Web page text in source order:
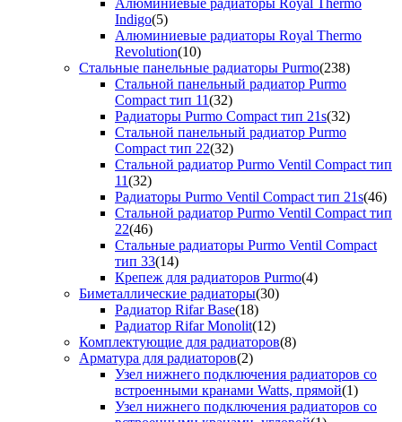
Алюминиевые радиаторы Royal Thermo
Indigo(5)
Алюминиевые радиаторы Royal Thermo
Revolution(10)
Стальные панельные радиаторы Purmo(238)
Стальной панельный радиатор Purmo
Compact тип 11(32)
Радиаторы Purmo Compact тип 21s(32)
Стальной панельный радиатор Purmo
Compact тип 22(32)
Стальной радиатор Purmo Ventil Compact тип
11(32)
Радиаторы Purmo Ventil Compact тип 21s(46)
Стальной радиатор Purmo Ventil Compact тип
22(46)
Стальные радиаторы Purmo Ventil Compact
тип 33(14)
Крепеж для радиаторов Purmo(4)
Биметаллические радиаторы(30)
Радиатор Rifar Base(18)
Радиатор Rifar Monolit(12)
Комплектующие для радиаторов(8)
Арматура для радиаторов(2)
Узел нижнего подключения радиаторов со
встроенными кранами Watts, прямой(1)
Узел нижнего подключения радиаторов со